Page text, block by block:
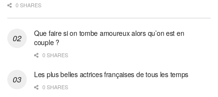
0 SHARES
Que faire si on tombe amoureux alors qu’on est en
couple ?
0 SHARES
Les plus belles actrices françaises de tous les temps
0 SHARES